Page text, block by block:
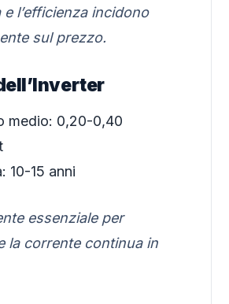
e l’efficienza incidono
sul prezzo.
medio: 0,20-0,40
10-15 anni
essenziale per
la corrente continua in